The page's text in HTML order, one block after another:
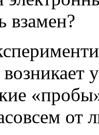
взамен?